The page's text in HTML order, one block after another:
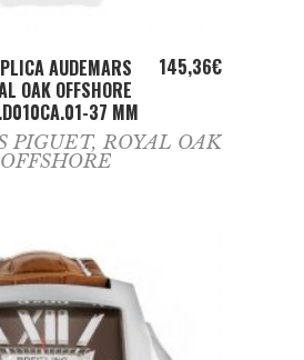
ADD TO CART
AUDEMARS
OAK OFFSHORE
37 MM
145,36€
PIGUET, ROYAL OAK
OFFSHORE